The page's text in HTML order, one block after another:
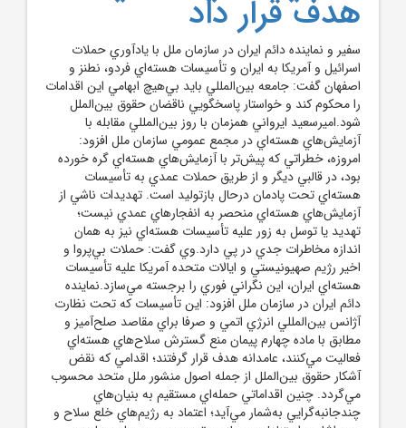
هدف قرار داد
سفير و نماينده دائم ايران در سازمان ملل با يادآوري حملات
اسرائيل و آمريکا به ايران و تأسيسات هسته‌اي فردو، نطنز و
اصفهان گفت: جامعه بين‌المللي بايد بي‌هيچ ابهامي اين اقدامات
را محکوم کند و خواستار پاسخگويي ناقضان حقوق بين‌الملل
شود.اميرسعيد ايرواني همزمان با روز بين‌المللي مقابله با
آزمايش‌هاي هسته‌اي در مجمع عمومي سازمان ملل افزود:
امروزه، خطراتي که پيش‌تر با آزمايش‌هاي هسته‌اي گره خورده
بود، در قالبي ديگر و از طريق حملات عمدي به تأسيسات
هسته‌اي تحت پادمان درحال بازتوليد است. تهديدات ناشي از
آزمايش‌هاي هسته‌اي منحصر به انفجارهاي عمدي نيست؛
تهديد يا توسل به زور عليه تأسيسات هسته‌اي نيز به همان
اندازه مخاطرات جدي در پي دارد.وي گفت: حملات بي‌پروا و
اخير رژيم صهيونيستي و ايالات متحده آمريکا عليه تأسيسات
هسته‌اي ايران، اين نگراني فوري را برجسته مي‌سازد.نماينده
دائم ايران در سازمان ملل افزود: اين تأسيسات که تحت نظارت
آژانس بين‌المللي انرژي اتمي و صرفا براي مقاصد صلح‌آميز و
مطابق با ماده چهارم پيمان منع گسترش سلاح‌هاي هسته‌اي
فعاليت مي‌کنند، عامدانه هدف قرار گرفتند؛ اقدامي که نقض
آشکار حقوق بين‌الملل از جمله اصول منشور ملل متحد محسوب
مي‌گردد. چنين اقداماتي حمله‌اي مستقيم به بنيان‌هاي
چندجانبه‌گرايي به‌شمار مي‌آيد؛ اعتماد به رژيم‌هاي خلع سلاح و